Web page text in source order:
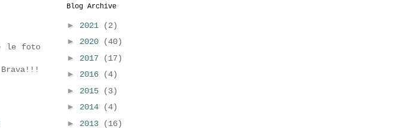
le foto
Blog Archive
► 2021
(2)
► 2020
(40)
► 2017
(17)
► 2016
(4)
► 2015
(3)
► 2014
(4)
► 2013
(16)